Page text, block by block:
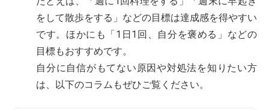
をして散歩をする」などの目標は達成感を得やすい
です。ほかにも「1日1回、自分を褒める」などの
目標もおすすめです。
自分に自信がもてない原因や対処法を知りたい方
は、以下のコラムもぜひご覧ください。